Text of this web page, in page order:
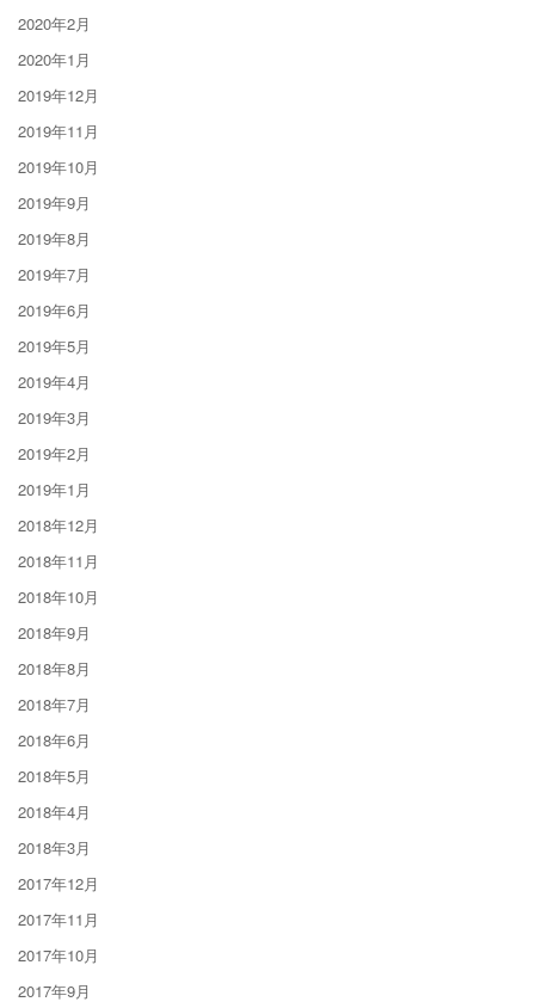
2020年2月
2020年1月
2019年12月
2019年11月
2019年10月
2019年9月
2019年8月
2019年7月
2019年6月
2019年5月
2019年4月
2019年3月
2019年2月
2019年1月
2018年12月
2018年11月
2018年10月
2018年9月
2018年8月
2018年7月
2018年6月
2018年5月
2018年4月
2018年3月
2017年12月
2017年11月
2017年10月
2017年9月